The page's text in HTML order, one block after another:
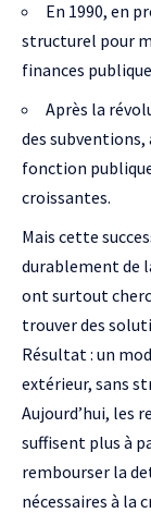
En 1990, en
structurel pour
finances
Après la
des subventions,
fonction
croissantes.
Mais cette
durablement de
ont surtout
trouver des
Résultat : un
extérieur, sans
Aujourd’hui, les
suffisent plus à
rembourser la
nécessaires à la